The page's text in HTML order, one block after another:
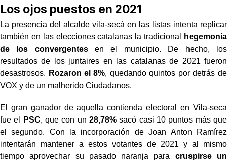
Los ojos puestos en 2021
La presencia del alcalde vila-secà en las listas intenta replicar
también en las elecciones catalanas la tradicional
hegemonía
de los convergentesen el municipio. De hecho, los
resultados de los juntaires en las catalanas de 2021 fueron
desastrosos. Rozaron el 8%, quedando quintos por detrás de
VOX y de un malherido Ciudadanos.
El gran ganador de aquella contienda electoral en Vila-seca
fue el
PSC, que con un 28,78%sacó casi 10 puntos más que
el segundo. Con la incorporación de Joan Anton Ramírez
intentarán mantener a estos votantes de 2021 y al mismo
tiempo aprovechar su pasado naranja para cruspirse un